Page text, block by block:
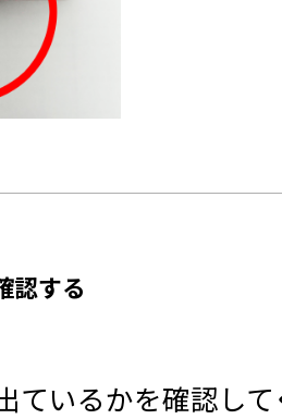
認する
ているかを確認し